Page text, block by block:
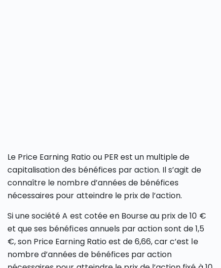
Le Price Earning Ratio ou PER est un multiple de
capitalisation des bénéfices par action. Il s’agit de
connaître le nombre d’années de bénéfices
nécessaires pour atteindre le prix de l’action.
Si une société A est cotée en Bourse au prix de 10 €
et que ses bénéfices annuels par action sont de 1,5
€, son Price Earning Ratio est de 6,66, car c’est le
nombre d’années de bénéfices par action